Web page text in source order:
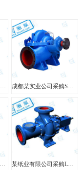
某纸业有限公司采购LXL型两相流无堵塞纸浆泵